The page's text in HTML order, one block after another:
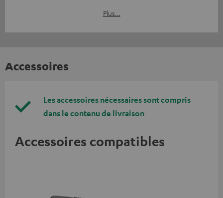
Plus…
Accessoires
Les accessoires nécessaires sont compris
dans le contenu de livraison
Accessoires compatibles